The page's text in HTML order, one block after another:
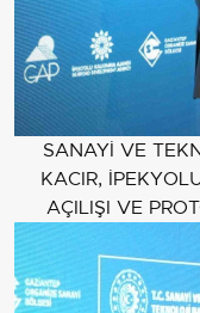
SANAYİ VE
KACIR,
AÇILIŞI VE